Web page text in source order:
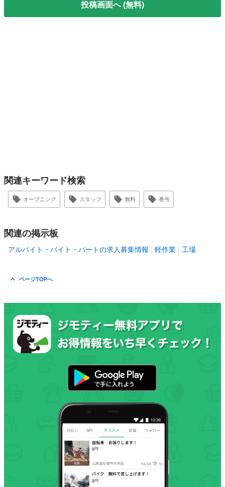
投稿画面へ (無料)
関連キーワード検索
オープニング スタッフ 無料 番号
関連の掲示板
アルバイト・バイト・パートの求人募集情報 軽作業 工場
ページTOPへ